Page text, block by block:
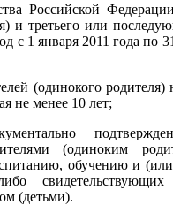
Российской
и третьего или
с 1 января 2011 года по
(одинокого родителя)
не менее 10 лет;
(одиноким
обучению и
(детьми).